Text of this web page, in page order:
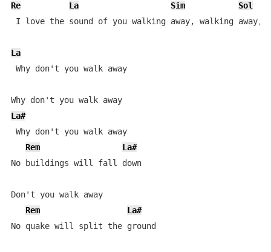
Re La Sim Sol
I love the sound of you walking away, walking away,
La
Why don't you walk away
Why don't you walk away
La#
Why don't you walk away
Rem
La#
No buildings will fall down
Don't you walk away
Rem
La#
No quake will split the ground